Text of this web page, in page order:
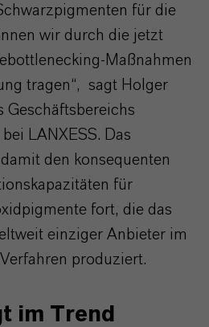
für die
wir durch die jetzt
Maßnahmen
tragen“, sagt Holger
Geschäftsbereichs
LANXESS. Das
den konsequenten
für
fort, die das
einziger Anbieter im
produziert.
im Trend